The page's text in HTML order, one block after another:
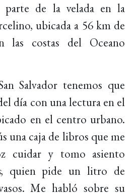
parte de la velada en la
ubicada a 56 km de
las costas del Oceano
Salvador tenemos que
día con una lectura en el
en el centro urbano.
una caja de libros que me
cuidar y tomo asiento
, quien pide un litro de
Me habló sobre su